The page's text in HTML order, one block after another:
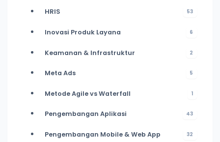
HRIS 53
Inovasi Produk Layana 6
Keamanan & Infrastruktur 2
Meta Ads 5
Metode Agile vs Waterfall 1
Pengembangan Aplikasi 43
Pengembangan Mobile & Web App 32